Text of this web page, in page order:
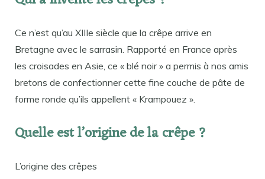
Ce n’est qu’au XIIIe siècle que la crêpe arrive en
Bretagne avec le sarrasin. Rapporté en France après
les croisades en Asie, ce « blé noir » a permis à nos amis
bretons de confectionner cette fine couche de pâte de
forme ronde qu’ils appellent « Krampouez ».
Quelle est l’origine de la crêpe ?
L’origine des crêpes